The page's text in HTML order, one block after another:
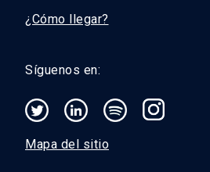
¿Cómo llegar?
Síguenos en:
Mapa del sitio